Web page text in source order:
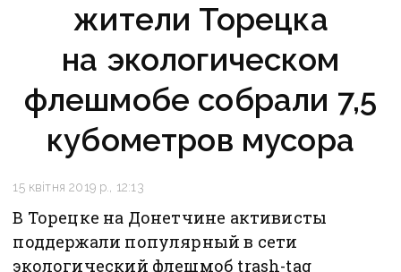
жители Торецка
на экологическом
флешмобе собрали 7,5
кубометров мусора
15 квітня 2019 р., 12:13
В Торецке на Донетчине активисты
поддержали популярный в сети
экологический флешмоб trash-tag